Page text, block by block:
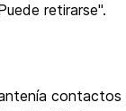
retirarse".